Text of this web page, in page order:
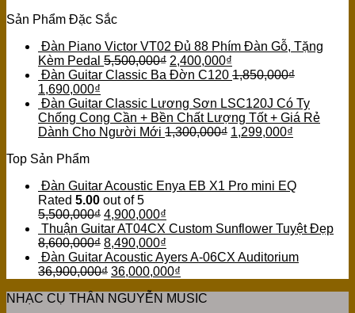
Sản Phẩm Đặc Sắc
Đàn Piano Victor VT02 Đủ 88 Phím Đàn Gỗ, Tặng
Kèm Pedal 5,500,000₫ 2,400,000₫
Đàn Guitar Classic Ba Đờn C120 1,850,000₫
1,690,000₫
Đàn Guitar Classic Lương Sơn LSC120J Có Ty
Chống Cong Cần + Bền Chất Lượng Tốt + Giá Rẻ
Dành Cho Người Mới 1,300,000₫ 1,299,000₫
Top Sản Phẩm
Đàn Guitar Acoustic Enya EB X1 Pro mini EQ
Rated 5.00 out of 5
5,500,000₫ 4,900,000₫
Thuận Guitar AT04CX Custom Sunflower Tuyệt Đẹp
8,600,000₫ 8,490,000₫
Đàn Guitar Acoustic Ayers A-06CX Auditorium
36,900,000₫ 36,000,000₫
NHẠC CỤ THÂN NGUYỄN MUSIC